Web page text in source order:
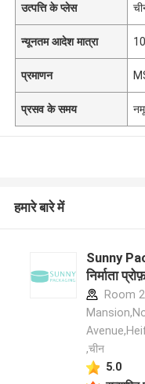
उत्पत्ति के प्लेस
न्यूनतम आदेश मात्रा
प्रमाणन
प्रसव के समय
हमारे बारे में
Sunny
निर्माता
Room
,चीन
5.0